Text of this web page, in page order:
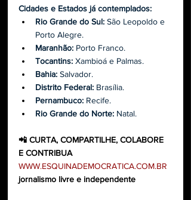
Cidades e Estados já contemplados:
Rio Grande do Sul: São Leopoldo e
Porto Alegre.
Maranhão: Porto Franco.
Tocantins: Xambioá e Palmas.
Bahia: Salvador.
Distrito Federal: Brasília.
Pernambuco: Recife.
Rio Grande do Norte: Natal.
📲 CURTA, COMPARTILHE, COLABORE
E CONTRIBUA
WWW.ESQUINADEMOCRATICA.COM.BR
jornalismo livre e independente